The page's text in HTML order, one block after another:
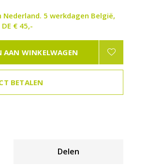
Nederland. 5 werkdagen België,
DE € 45,-
AAN WINKELWAGEN
BETALEN
Delen